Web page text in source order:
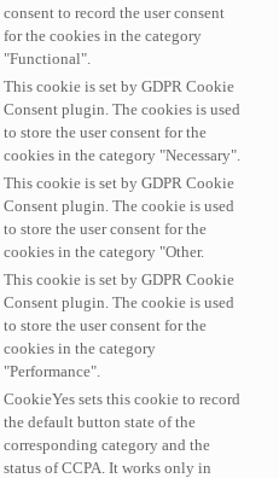
consent to record the user consent
for the cookies in the category
"Functional".
This cookie is set by GDPR Cookie
Consent plugin. The cookies is used
to store the user consent for the
cookies in the category "Necessary".
This cookie is set by GDPR Cookie
Consent plugin. The cookie is used
to store the user consent for the
cookies in the category "Other.
This cookie is set by GDPR Cookie
Consent plugin. The cookie is used
to store the user consent for the
cookies in the category
"Performance".
CookieYes sets this cookie to record
the default button state of the
corresponding category and the
status of CCPA. It works only in